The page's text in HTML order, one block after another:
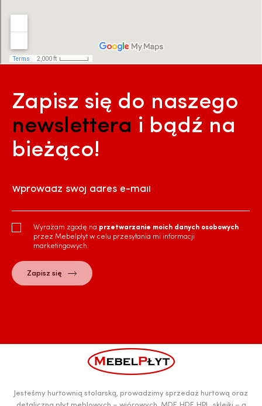
Zapisz się do naszego
newslettera i bądź na
bieżąco!
Wprowadź swój adres e-mail
Wyrażam zgodę na przetwarzanie moich danych osobowych
przez Mebelpłyt w celu przesyłania mi informacji
marketingowych.
Jesteśmy hurtownią stolarską, prowadzimy sprzedaż hurtową oraz